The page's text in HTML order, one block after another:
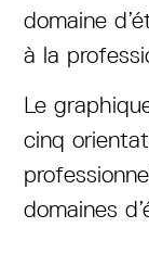
domaine
à la
Le
cinq
domaines